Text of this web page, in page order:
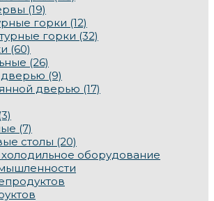
(19)
горки (12)
горки (32)
(60)
(26)
(9)
дверью (17)
(7)
столы (20)
оборудование